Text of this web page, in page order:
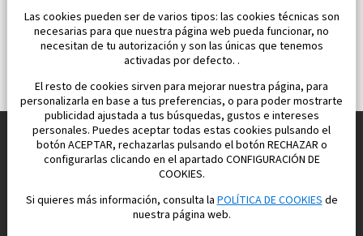
Construimos y vendemos propiedades
para su vida feliz en España
Las cookies pueden ser de varios tipos: las cookies técnicas son
necesarias para que nuestra página web pueda funcionar, no
necesitan de tu autorización y son las únicas que tenemos
activadas por defecto. .
El resto de cookies sirven para mejorar nuestra página, para
personalizarla en base a tus preferencias, o para poder mostrarte
publicidad ajustada a tus búsquedas, gustos e intereses
personales. Puedes aceptar todas estas cookies pulsando el
botón ACEPTAR, rechazarlas pulsando el botón RECHAZAR o
configurarlas clicando en el apartado CONFIGURACIÓN DE
COOKIES.
Si quieres más información, consulta laPOLÍTICA DE COOKIESde
nuestra página web.